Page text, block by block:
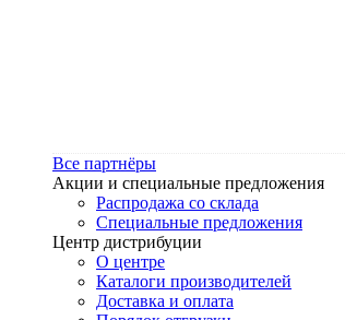
Все партнёры
Акции и специальные предложения
Распродажа со склада
Специальные предложения
Центр дистрибуции
О центре
Каталоги производителей
Доставка и оплата